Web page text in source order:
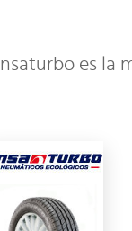
Insaturbo es la